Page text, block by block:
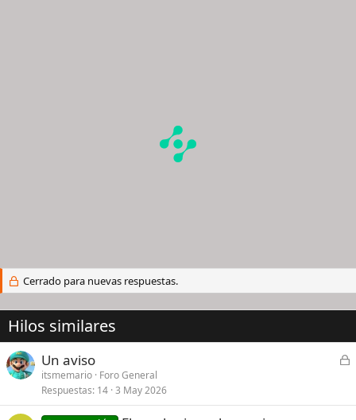
Cerrado para nuevas respuestas.
Hilos similares
C
r
Un aviso
itsmemario Foro General
Respuestas 14 3 May 2026